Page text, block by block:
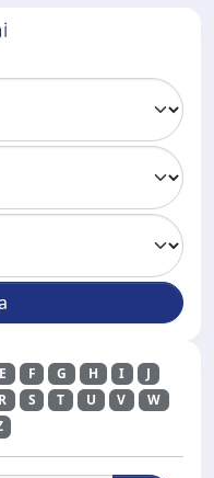
E F G H I
J
R S T U V
W